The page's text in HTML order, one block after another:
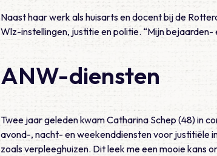
Naast haar werk als huisarts en docent bij de
Wlz-instellingen, justitie en politie. “Mijn bejaarden-
ANW-diensten
Twee jaar geleden kwam Catharina Schep (48) in
avond-, nacht- en weekenddiensten voor justitiële
zoals verpleeghuizen. Dit leek me een mooie kans